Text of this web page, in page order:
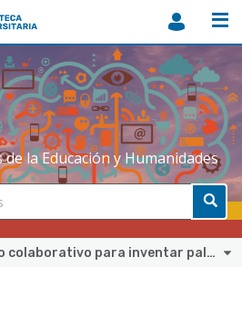
la Educación y Humanidades
Palabrejeando, proyecto colaborativo para inventar palabras